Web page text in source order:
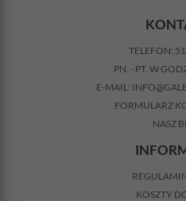
TELEFON:
PN. - PT. W
E-MAIL:
FORMULARZ
NASZ
KOSZTY